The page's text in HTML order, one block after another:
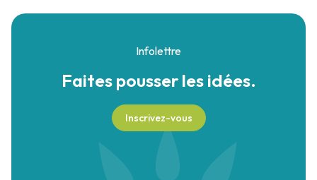
Infolettre
Faites pousserles idées.
Inscrivez-vous